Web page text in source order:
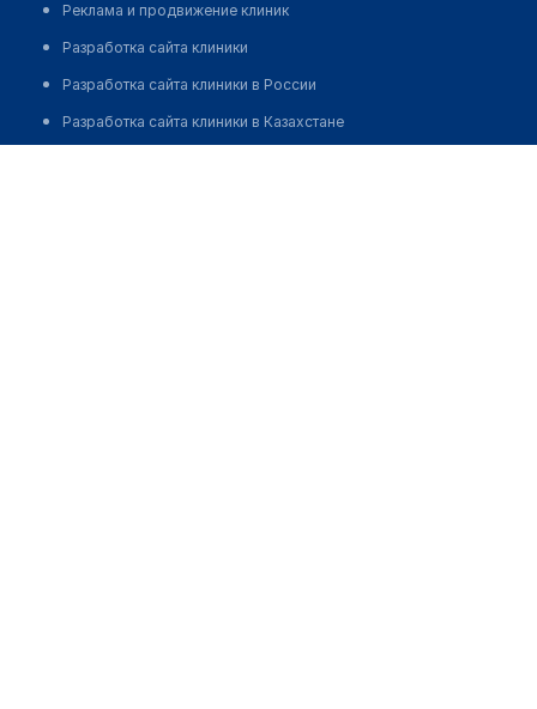
Реклама и продвижение клиник
Разработка сайта клиники
Разработка сайта клиники в России
Разработка сайта клиники в Казахстане